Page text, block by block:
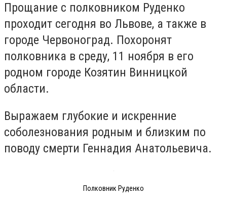
Прощание с полковником Руденко
проходит сегодня во Львове, а также в
городе Червоноград. Похоронят
полковника в среду, 11 ноября в его
родном городе Козятин Винницкой
области.
Выражаем глубокие и искренние
соболезнования родным и близким по
поводу смерти Геннадия Анатольевича.
Полковник Руденко